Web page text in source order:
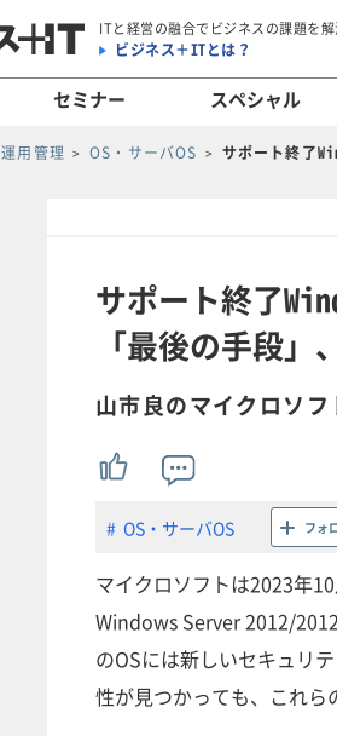
ITと経営の融合でビジネスの課題を
ビジネス＋ITとは？
セミナー スペシャル
運用管理 OS・サーバOS サポート終了
サポート終了
「最後の手段
山市良のマイクロソフ
OS・サーバOS フォ
マイクロソフトは2023年
Windows Server 2012/
のOSには新しいセキュリ
性が見つかっても、これら